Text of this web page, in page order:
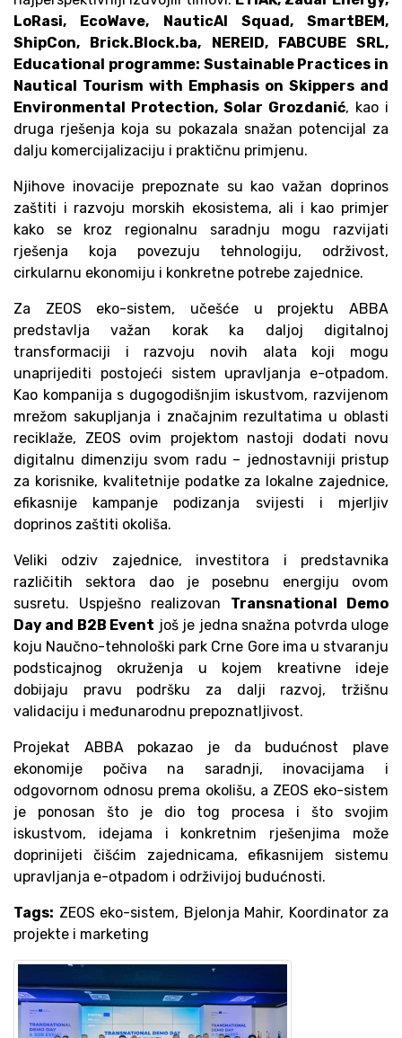
LoRasi, EcoWave, NauticAI Squad, SmartBEM,
ShipCon, Brick.Block.ba, NEREID, FABCUBE SRL,
Educational programme: Sustainable Practices in
Nautical Tourism with Emphasis on Skippers and
Environmental Protection, Solar Grozdanić, kao i
druga rješenja koja su pokazala snažan potencijal za
dalju komercijalizaciju i praktičnu primjenu.
Njihove inovacije prepoznate su kao važan doprinos
zaštiti i razvoju morskih ekosistema, ali i kao primjer
kako se kroz regionalnu saradnju mogu razvijati
rješenja koja povezuju tehnologiju, održivost,
cirkularnu ekonomiju i konkretne potrebe zajednice.
Za ZEOS eko-sistem, učešće u projektu ABBA
predstavlja važan korak ka daljoj digitalnoj
transformaciji i razvoju novih alata koji mogu
unaprijediti postojeći sistem upravljanja e-otpadom.
Kao kompanija s dugogodišnjim iskustvom, razvijenom
mrežom sakupljanja i značajnim rezultatima u oblasti
reciklaže, ZEOS ovim projektom nastoji dodati novu
digitalnu dimenziju svom radu – jednostavniji pristup
za korisnike, kvalitetnije podatke za lokalne zajednice,
efikasnije kampanje podizanja svijesti i mjerljiv
doprinos zaštiti okoliša.
Veliki odziv zajednice, investitora i predstavnika
različitih sektora dao je posebnu energiju ovom
susretu. Uspješno realizovan Transnational Demo
Day and B2B Event još je jedna snažna potvrda uloge
koju Naučno-tehnološki park Crne Gore ima u stvaranju
podsticajnog okruženja u kojem kreativne ideje
dobijaju pravu podršku za dalji razvoj, tržišnu
validaciju i međunarodnu prepoznatljivost.
Projekat ABBA pokazao je da budućnost plave
ekonomije počiva na saradnji, inovacijama i
odgovornom odnosu prema okolišu, a ZEOS eko-sistem
je ponosan što je dio tog procesa i što svojim
iskustvom, idejama i konkretnim rješenjima može
doprinijeti čišćim zajednicama, efikasnijem sistemu
upravljanja e-otpadom i održivijoj budućnosti.
Tags: ZEOS eko-sistem, Bjelonja Mahir, Koordinator za
projekte i marketing